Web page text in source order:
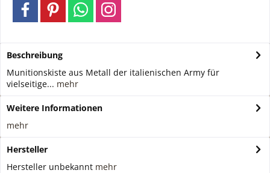
Beschreibung
Munitionskiste aus Metall der italienischen Army für
vielseitige... mehr
Weitere Informationen
mehr
Hersteller
Hersteller unbekannt mehr